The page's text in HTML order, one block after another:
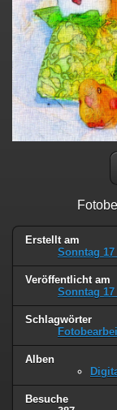
Erstellt am
Sonntag
Veröffentlicht am
Sonntag
Schlagwörter
Alben
Besuche